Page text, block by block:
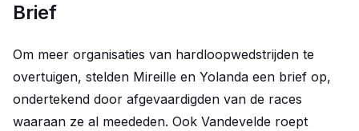
Brief
Om meer organisaties van hardloopwedstrijden te
overtuigen, stelden Mireille en Yolanda een brief op,
ondertekend door afgevaardigden van de races
waaraan ze al meededen. Ook Vandevelde roept